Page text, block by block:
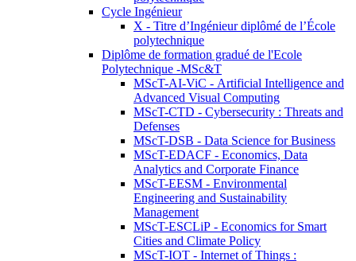
Cycle Ingénieur
X - Titre d’Ingénieur diplômé de l’École
polytechnique
Diplôme de formation gradué de l'Ecole
Polytechnique -MSc&T
MScT-AI-ViC - Artificial Intelligence and
Advanced Visual Computing
MScT-CTD - Cybersecurity : Threats and
Defenses
MScT-DSB - Data Science for Business
MScT-EDACF - Economics, Data
Analytics and Corporate Finance
MScT-EESM - Environmental
Engineering and Sustainability
Management
MScT-ESCLiP - Economics for Smart
Cities and Climate Policy
MScT-IOT - Internet of Things :